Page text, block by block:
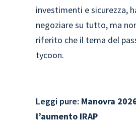
investimenti e sicurezza,
negoziare su tutto, ma
riferito che il tema del
tycoon.
Leggi pure: Manovra
l’aumento IRAP